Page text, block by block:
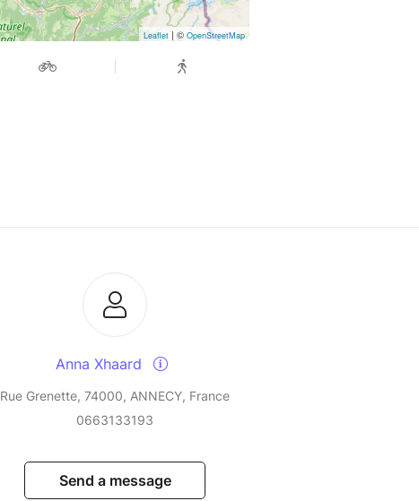
Leaflet | © OpenStreetMap
Anna Xhaard
Rue Grenette, 74000, ANNECY, France
0663133193
Send a message